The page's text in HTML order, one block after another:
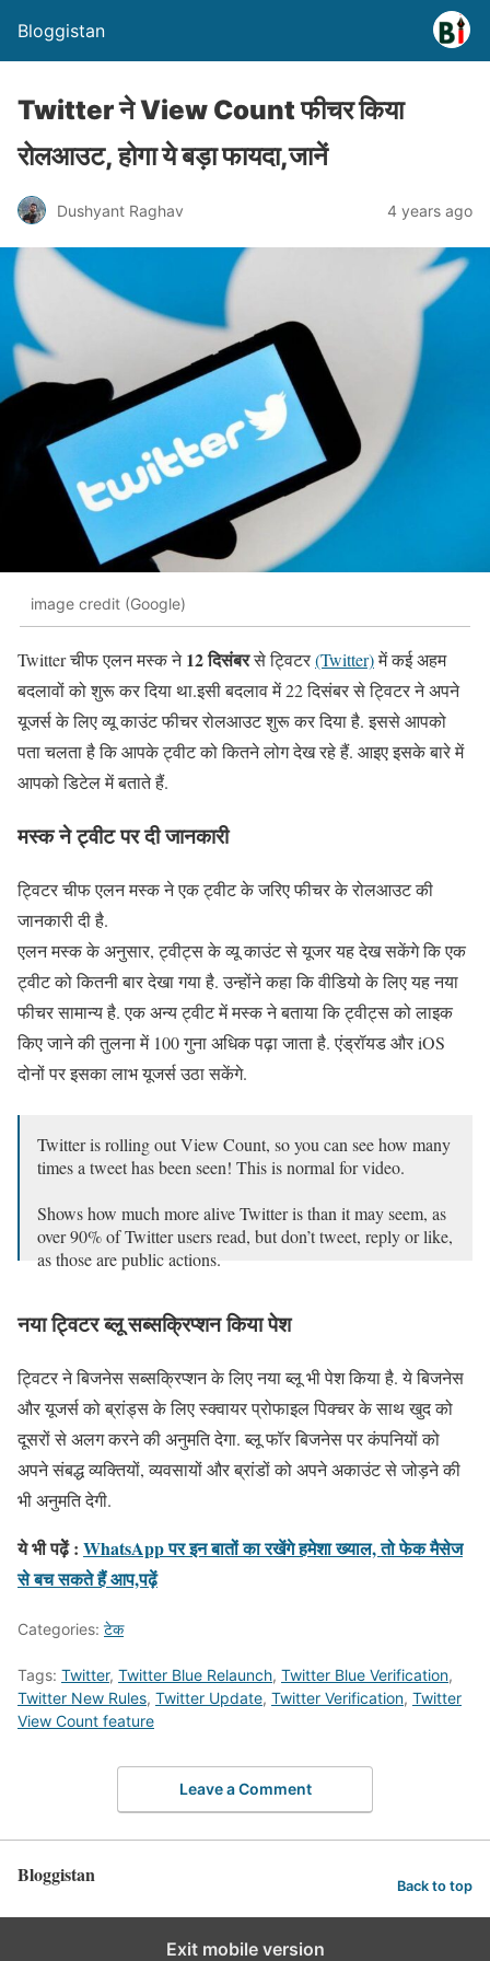
Bloggistan
Twitter ने View Count फीचर किया
रोलआउट, होगा ये बड़ा फायदा,जानें
Dushyant Raghav 4 years ago
image credit (Google)
Twitter चीफ एलन मस्क ने12 दिसंबरसे ट्विटर(Twitter)में कई अहम
बदलावों को शुरू कर दिया था.इसी बदलाव में 22 दिसंबर से ट्विटर ने अपने
यूजर्स के लिए व्यू काउंट फीचर रोलआउट शुरू कर दिया है. इससे आपको
पता चलता है कि आपके ट्वीट को कितने लोग देख रहे हैं. आइए इसके बारे में
आपको डिटेल में बताते हैं.
मस्क ने ट्वीट परदीजानकारी
ट्विटर चीफ एलन मस्क ने एक ट्वीट के जरिए फीचर के रोलआउट की
जानकारी दी है.
एलन मस्क के अनुसार, ट्वीट्स के व्यू काउंट से यूजर यह देख सकेंगे कि एक
ट्वीट को कितनी बार देखा गया है. उन्होंने कहा कि वीडियो के लिए यह नया
फीचर सामान्य है. एक अन्य ट्वीट में मस्क ने बताया कि ट्वीट्स को लाइक
किए जाने की तुलना में 100 गुना अधिक पढ़ा जाता है. एंड्रॉयड और iOS
दोनों पर इसका लाभ यूजर्स उठा सकेंगे.
Twitter is rolling out View Count, so you can see how many
times a tweet has been seen! This is normal for video.
Shows how much more alive Twitter is than it may seem, as
over 90% of Twitter users read, but don’t tweet, reply or like,
as those are public actions.
नया ट्विटर ब्लू सब्सक्रिप्शन किया पेश
ट्विटर ने बिजनेस सब्सक्रिप्शन के लिए नया ब्लू भी पेश किया है. ये बिजनेस
और यूजर्स को ब्रांड्स के लिए स्क्वायर प्रोफाइल पिक्चर के साथ खुद को
दूसरों से अलग करने की अनुमति देगा. ब्लू फॉर बिजनेस पर कंपनियों को
अपने संबद्ध व्यक्तियों, व्यवसायों और ब्रांडों को अपने अकाउंट से जोड़ने की
भी अनुमति देगी.
ये भी पढ़ेें : WhatsApp पर इन बातों का रखेंगे हमेशा ख्याल, तो फेक मैसेज
से बच सकते हैं आप,पढ़ें
Categories: टेक
Tags: Twitter, Twitter Blue Relaunch, Twitter Blue Verification,
Twitter New Rules, Twitter Update, Twitter Verification, Twitter
View Count feature
Leave a Comment
Bloggistan Back to top
Exit mobile version